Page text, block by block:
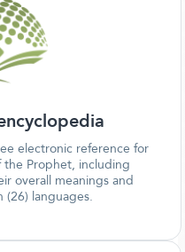
electronic reference for
Prophet, including
overall meanings and
languages.